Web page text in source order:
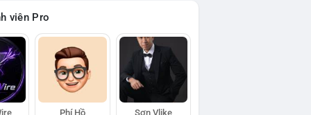
viên Pro
Phí Hồ Sơn Vlike